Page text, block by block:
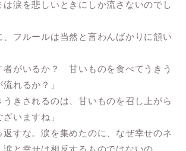
は涙を悲しいときにしか流さないのでし
、フルールは当然と言わんばかりに頷い
者がいるか？ 甘いものを食べてうきう
れるか？」
うきされるのは、甘いものを召し上がら
いますね」
返すな。涙を集めたのに、なぜ幸せのネ